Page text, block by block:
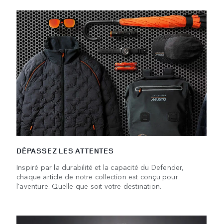
DÉPASSEZ LES ATTENTES
Inspiré par la durabilité et la capacité du Defender,
chaque article de notre collection est conçu pour
l'aventure. Quelle que soit votre destination.